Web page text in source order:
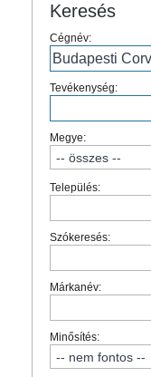
Keresés
Cégnév:
Tevékenység:
Megye:
Település:
Szókeresés:
Márkanév:
Minősítés: